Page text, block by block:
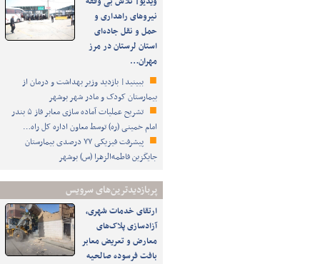
نیروهای راهداری و
حمل و نقل جاده‌ای
استان لرستان در مرز
مهران…
ببینید| بازدید وزیر بهداشت و درمان از
بیمارستان کودک و مادر شهر بوشهر
تشریح عملیات آماده سازی معابر فاز ۵ بندر
امام خمینی (ره) توسط معاون اداره کل راه…
پیشرفت فیزیکی ۷۷ درصدی بیمارستان
جایگزین فاطمه‌الزهرا (س) بوشهر
پربازدیدترین‌های سرویس
ارتقای خدمات شهری،
آزادسازی پلاک‌های
معارض و تعریض معابر
بافت فرسوده صالحیه